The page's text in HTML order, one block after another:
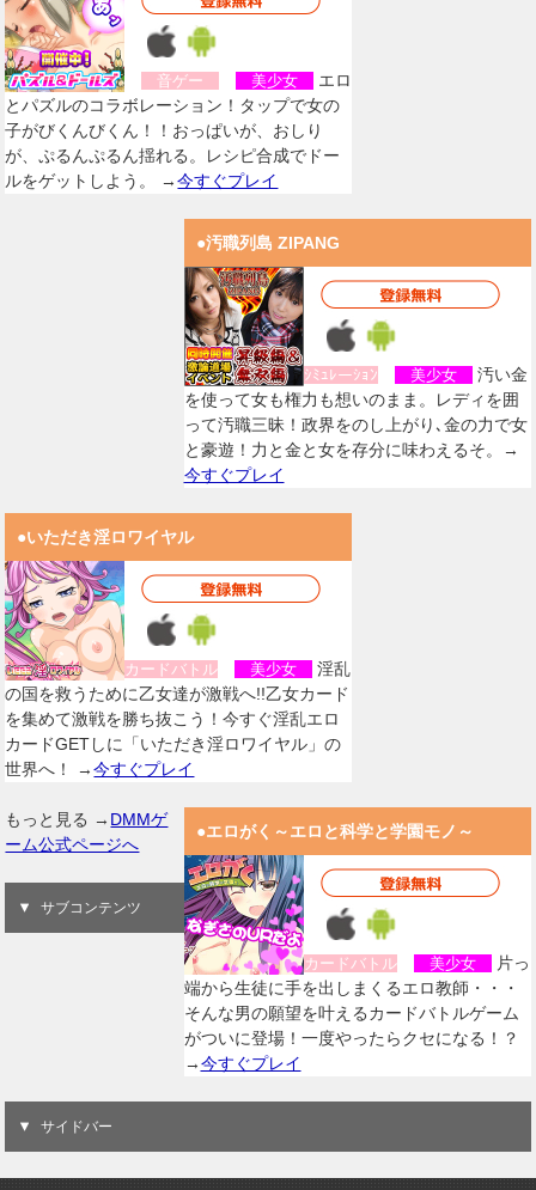
音ゲー 美少女
エロ
とパズルのコラボレーション！タップで女の
子がびくんびくん！！おっぱいが、おしり
が、ぷるんぷるん揺れる。レシピ合成でドー
ルをゲットしよう。 →今すぐプレイ
●汚職列島 ZIPANG
ｼﾐｭﾚーｼｮﾝ 美少女
汚い金
を使って女も権力も想いのまま。レディを囲
って汚職三昧！政界をのし上がり､金の力で女
と豪遊！力と金と女を存分に味わえるそ。→
今すぐプレイ
●いただき淫ロワイヤル
カードバトル 美少女
淫乱
の国を救うために乙女達が激戦へ!!乙女カード
を集めて激戦を勝ち抜こう！今すぐ淫乱エロ
カードGETしに「いただき淫ロワイヤル」の
世界へ！ →今すぐプレイ
●エロがく～エロと科学と学園モノ～
カードバトル 美少女
片っ
端から生徒に手を出しまくるエロ教師・・・
そんな男の願望を叶えるカードバトルゲーム
がついに登場！一度やったらクセになる！？
→今すぐプレイ
もっと見る → DMMゲ
ーム公式ページへ
サブコンテンツ
サイドバー